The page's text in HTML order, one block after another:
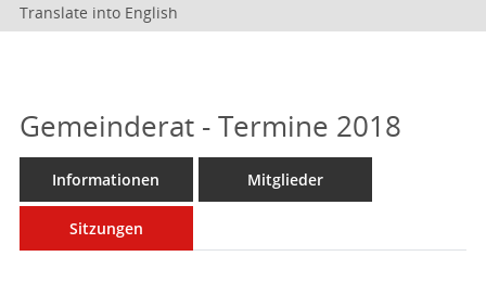
Translate into English
Gemeinderat - Termine 2018
Informationen Mitglieder
Sitzungen